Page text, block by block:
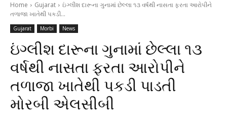
Home Gujarat
ઇંગ્લીશ દારૂના ગુનામાં છેલ્લા ૧૩ વર્ષથી નાસતા ફરતા આરોપીને
તળાજા ખાતેથી પકડી...
Gujarat Morbi News
ઇંગ્લીશ દારૂના ગુનામાં છેલ્લા ૧૩
વર્ષથી નાસતા ફરતા આરોપીને
તળાજા ખાતેથી પકડી પાડતી
મોરબી એલસીબી